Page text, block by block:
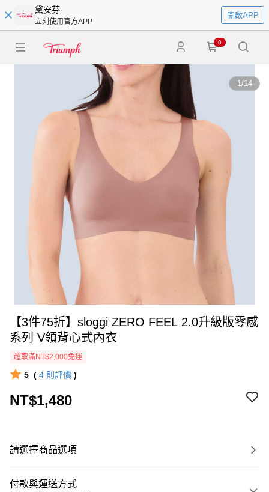
黛安芬
立刻使用官方APP
開啟APP
0
1/14
【3件75折】sloggi ZERO FEEL 2.0升級版零感
系列 V領背心式內衣
超取滿NT$2,000免運
5 ( 4 則評價 )
NT$1,480
請選擇商品選項
付款與運送方式